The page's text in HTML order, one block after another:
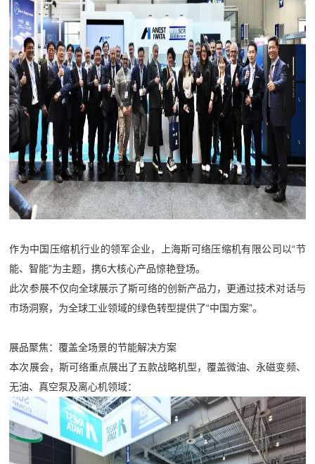
作为中国压缩机行业的领军企业，上海斯可络压缩机有限公司以“节
能、智能”为主题，携6大核心产品惊艳登场。
此次参展不仅向全球展示了斯可络的创新产品力，更通过技术对话与
市场洞察，为全球工业领域的绿色转型提供了“中国方案”。
展品聚焦：覆盖全场景的节能解决方案
本次展会，斯可络重点展出了五款战略机型，覆盖微油、永磁变频、
无油、真空泵及离心机领域：